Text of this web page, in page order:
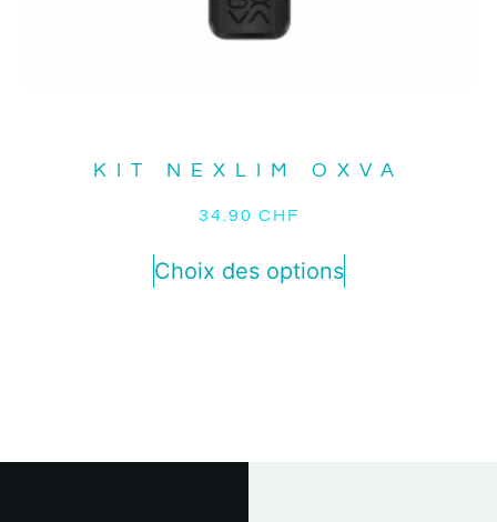
KIT NEXLIM OXVA
34.90 CHF
Choix des options